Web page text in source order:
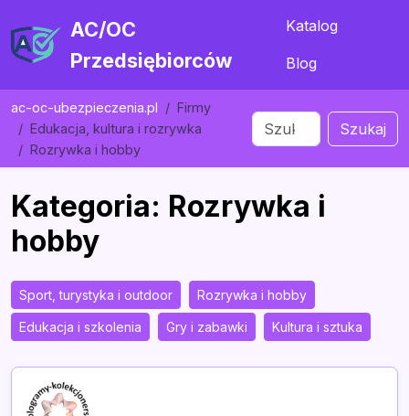
AC/OC
Przedsiębiorców
Katalog
Blog
ac-oc-ubezpieczenia.pl
Firmy
Edukacja, kultura i rozrywka
Rozrywka i hobby
Szukaj
Kategoria: Rozrywka i
hobby
Sport, turystyka i outdoor Rozrywka i hobby
Edukacja i szkolenia Gry i zabawki Kultura i sztuka